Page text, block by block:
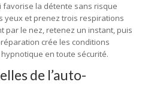
la détente sans risque
yeux et prenez trois respirations
par le nez, retenez un instant, puis
crée les conditions
en toute sécurité.
de l’auto-